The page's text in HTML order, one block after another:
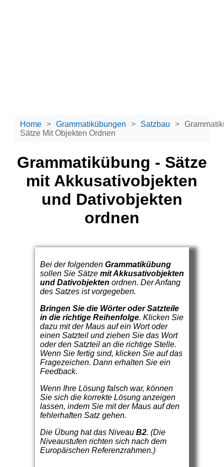
Home Grammatikübungen Satzbau
Sätze Mit Objekten Ordnen
Grammatikübung - Sätze
mit Akkusativobjekten
und Dativobjekten
ordnen
Bei der folgenden Grammatikübung
sollen Sie Sätze mit Akkusativobjekten
und Dativobjekten ordnen. Der Anfang
des Satzes ist vorgegeben.
Bringen Sie die Wörter oder Satzteile
in die richtige Reihenfolge. Klicken Sie
dazu mit der Maus auf ein Wort oder
einen Satzteil und ziehen Sie das Wort
oder den Satzteil an die richtige Stelle.
Wenn Sie fertig sind, klicken Sie auf das
Fragezeichen. Dann erhalten Sie ein
Feedback.
Wenn Ihre Lösung falsch war, können
Sie sich die korrekte Lösung anzeigen
lassen, indem Sie mit der Maus auf den
fehlerhaften Satz gehen.
Die Übung hat das Niveau B2. (Die
Niveaustufen richten sich nach dem
Europäischen Referenzrahmen.)